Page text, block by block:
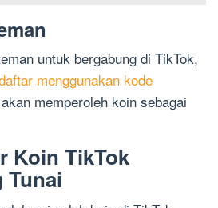
untuk bergabung di TikTok,
menggunakan kode
memperoleh koin sebagai
Koin TikTok
Tunai